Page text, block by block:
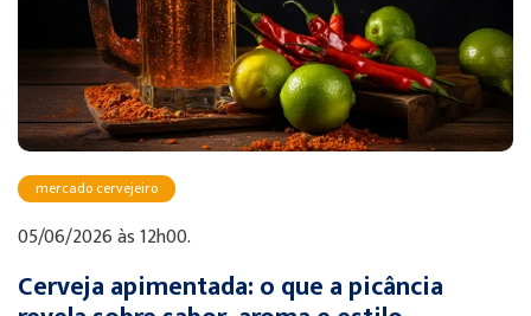
mercado cervejeiro
05/06/2026 às 12h00.
Cerveja apimentada: o que a picância